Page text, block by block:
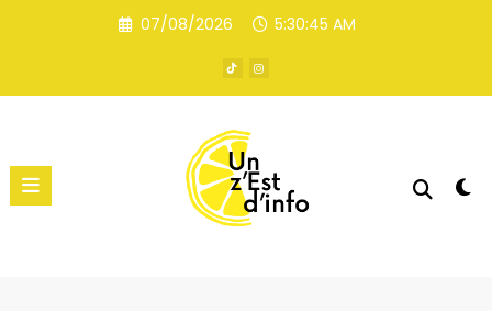
07/08/2026 5:30:45 AM